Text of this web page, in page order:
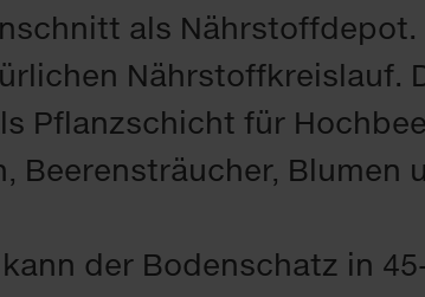
als
Nährstoffkreislauf.
Pflanzschicht für
Beerensträucher, Blumen
der Bodenschatz in